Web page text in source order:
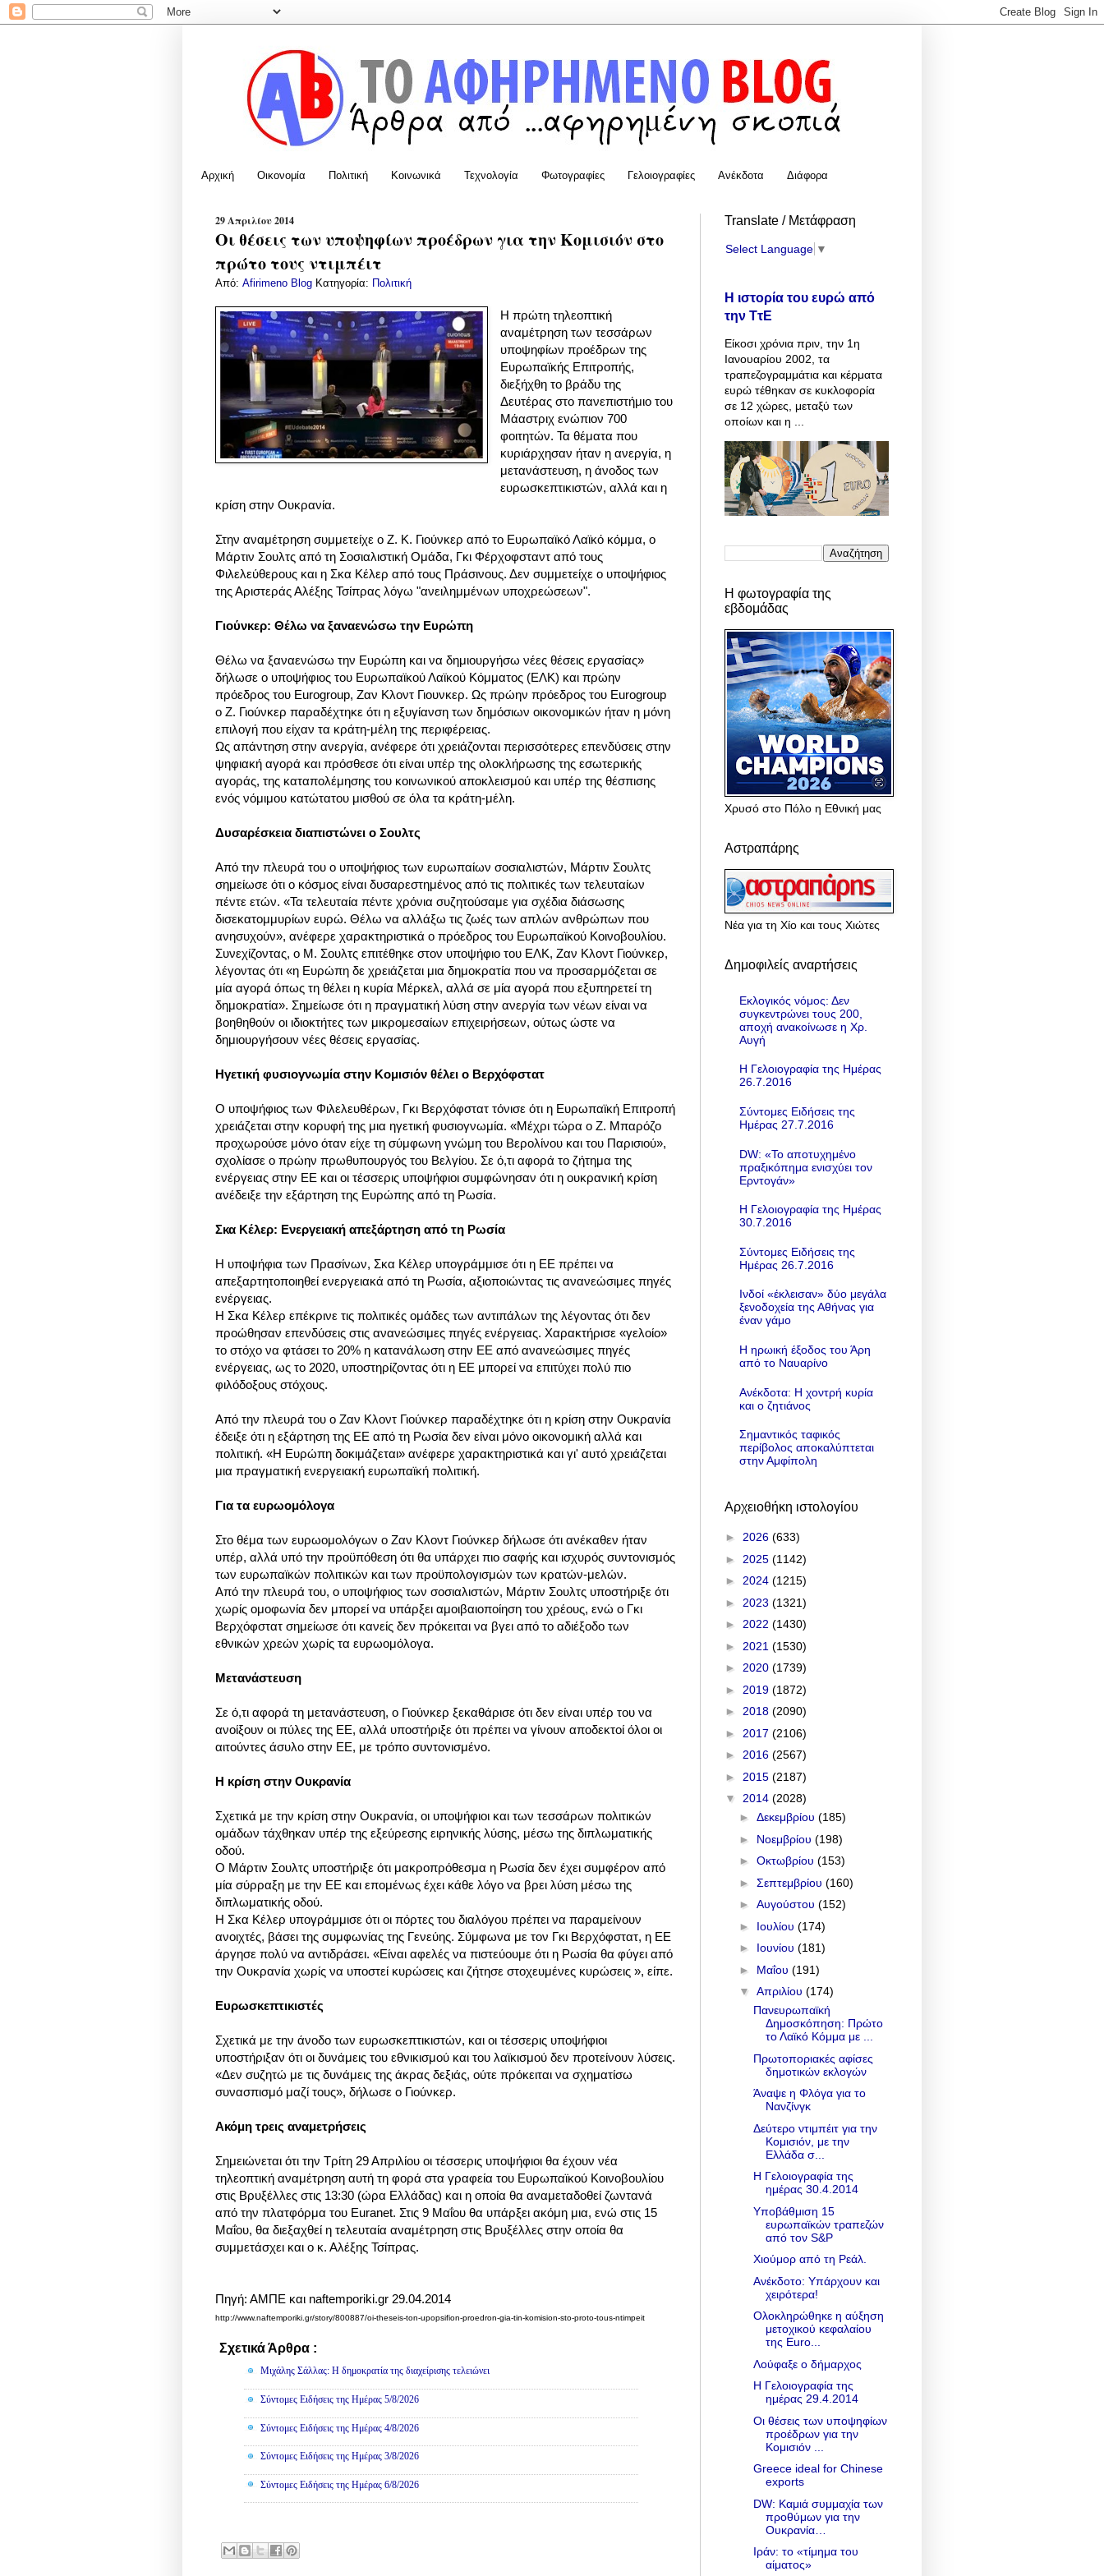
Αρχική Οικονομία Πολιτική Κοινωνικά Τεχνολογία Φωτογραφίες Γελοιογραφίες Ανέκδοτα Διάφορα
29 Απριλίου 2014
Οι θέσεις των υποψηφίων προέδρων για την Κομισιόν στο
πρώτο τους ντιμπέιτ
Από: Afirimeno Blog Κατηγορία: Πολιτική
Η πρώτη τηλεοπτική
αναμέτρηση των τεσσάρων
υποψηφίων προέδρων της
Ευρωπαϊκής Επιτροπής,
διεξήχθη το βράδυ της
Δευτέρας στο πανεπιστήμιο του
Μάαστριχ ενώπιον 700
φοιτητών. Τα θέματα που
κυριάρχησαν ήταν η ανεργία, η
μετανάστευση, η άνοδος των
ευρωσκεπτικιστών, αλλά και η
κρίση στην Ουκρανία.
Στην αναμέτρηση συμμετείχε ο Ζ. Κ. Γιούνκερ από το Ευρωπαϊκό Λαϊκό κόμμα, ο
Μάρτιν Σουλτς από τη Σοσιαλιστική Ομάδα, Γκι Φέρχοφσταντ από τους
Φιλελεύθερους και η Σκα Κέλερ από τους Πράσινους. Δεν συμμετείχε ο υποψήφιος
της Αριστεράς Αλέξης Τσίπρας λόγω "ανειλημμένων υποχρεώσεων".
Γιούνκερ: Θέλω να ξαναενώσω την Ευρώπη
Θέλω να ξαναενώσω την Ευρώπη και να δημιουργήσω νέες θέσεις εργασίας»
δήλωσε ο υποψήφιος του Ευρωπαϊκού Λαϊκού Κόμματος (ΕΛΚ) και πρώην
πρόεδρος του Eurogroup, Zαν Κλοντ Γιουνκερ. Ως πρώην πρόεδρος του Eurogroup
ο Ζ. Γιούνκερ παραδέχτηκε ότι η εξυγίανση των δημόσιων οικονομικών ήταν η μόνη
επιλογή που είχαν τα κράτη-μέλη της περιφέρειας.
Ως απάντηση στην ανεργία, ανέφερε ότι χρειάζονται περισσότερες επενδύσεις στην
ψηφιακή αγορά και πρόσθεσε ότι είναι υπέρ της ολοκλήρωσης της εσωτερικής
αγοράς, της καταπολέμησης του κοινωνικού αποκλεισμού και υπέρ της θέσπισης
ενός νόμιμου κατώτατου μισθού σε όλα τα κράτη-μέλη.
Δυσαρέσκεια διαπιστώνει ο Σουλτς
Από την πλευρά του ο υποψήφιος των ευρωπαίων σοσιαλιστών, Μάρτιν Σουλτς
σημείωσε ότι ο κόσμος είναι δυσαρεστημένος από τις πολιτικές των τελευταίων
πέντε ετών. «Τα τελευταία πέντε χρόνια συζητούσαμε για σχέδια διάσωσης
δισεκατομμυρίων ευρώ. Θέλω να αλλάξω τις ζωές των απλών ανθρώπων που
ανησυχούν», ανέφερε χαρακτηριστικά ο πρόεδρος του Ευρωπαϊκού Κοινοβουλίου.
Συνεχίζοντας, ο Μ. Σουλτς επιτέθηκε στον υποψήφιο του ΕΛΚ, Ζαν Κλοντ Γιούνκερ,
λέγοντας ότι «η Ευρώπη δε χρειάζεται μια δημοκρατία που να προσαρμόζεται σε
μία αγορά όπως τη θέλει η κυρία Μέρκελ, αλλά σε μία αγορά που εξυπηρετεί τη
δημοκρατία». Σημείωσε ότι η πραγματική λύση στην ανεργία των νέων είναι να
βοηθηθούν οι ιδιοκτήτες των μικρομεσαίων επιχειρήσεων, ούτως ώστε να
δημιουργήσουν νέες θέσεις εργασίας.
Ηγετική φυσιογνωμία στην Κομισιόν θέλει ο Βερχόφστατ
Ο υποψήφιος των Φιλελευθέρων, Γκι Βερχόφστατ τόνισε ότι η Ευρωπαϊκή Επιτροπή
χρειάζεται στην κορυφή της μια ηγετική φυσιογνωμία. «Μέχρι τώρα ο Ζ. Μπαρόζο
προχωρούσε μόνο όταν είχε τη σύμφωνη γνώμη του Βερολίνου και του Παρισιού»,
σχολίασε ο πρώην πρωθυπουργός του Βελγίου. Σε ό,τι αφορά το ζήτημα της
ενέργειας στην ΕΕ και οι τέσσερις υποψήφιοι συμφώνησαν ότι η ουκρανική κρίση
ανέδειξε την εξάρτηση της Ευρώπης από τη Ρωσία.
Σκα Κέλερ: Ενεργειακή απεξάρτηση από τη Ρωσία
Η υποψήφια των Πρασίνων, Σκα Κέλερ υπογράμμισε ότι η ΕΕ πρέπει να
απεξαρτητοποιηθεί ενεργειακά από τη Ρωσία, αξιοποιώντας τις ανανεώσιμες πηγές
ενέργειας.
Η Σκα Κέλερ επέκρινε τις πολιτικές ομάδες των αντιπάλων της λέγοντας ότι δεν
προώθησαν επενδύσεις στις ανανεώσιμες πηγές ενέργειας. Χαρακτήρισε «γελοίο»
το στόχο να φτάσει το 20% η κατανάλωση στην ΕΕ από ανανεώσιμες πηγές
ενέργειας, ως το 2020, υποστηρίζοντας ότι η ΕΕ μπορεί να επιτύχει πολύ πιο
φιλόδοξους στόχους.
Από την πλευρά του ο Ζαν Κλοντ Γιούνκερ παραδέχτηκε ότι η κρίση στην Ουκρανία
έδειξε ότι η εξάρτηση της ΕΕ από τη Ρωσία δεν είναι μόνο οικονομική αλλά και
πολιτική. «Η Ευρώπη δοκιμάζεται» ανέφερε χαρακτηριστικά και γι' αυτό χρειάζεται
μια πραγματική ενεργειακή ευρωπαϊκή πολιτική.
Για τα ευρωομόλογα
Στο θέμα των ευρωομολόγων ο Ζαν Κλοντ Γιούνκερ δήλωσε ότι ανέκαθεν ήταν
υπέρ, αλλά υπό την προϋπόθεση ότι θα υπάρχει πιο σαφής και ισχυρός συντονισμός
των ευρωπαϊκών πολιτικών και των προϋπολογισμών των κρατών-μελών.
Από την πλευρά του, ο υποψήφιος των σοσιαλιστών, Μάρτιν Σουλτς υποστήριξε ότι
χωρίς ομοφωνία δεν μπορεί να υπάρξει αμοιβαιοποίηση του χρέους, ενώ ο Γκι
Βερχόφστατ σημείωσε ότι κανείς δεν πρόκειται να βγει από το αδιέξοδο των
εθνικών χρεών χωρίς τα ευρωομόλογα.
Μετανάστευση
Σε ό,τι αφορά τη μετανάστευση, ο Γιούνκερ ξεκαθάρισε ότι δεν είναι υπέρ του να
ανοίξουν οι πύλες της ΕΕ, αλλά υποστήριξε ότι πρέπει να γίνουν αποδεκτοί όλοι οι
αιτούντες άσυλο στην ΕΕ, με τρόπο συντονισμένο.
Η κρίση στην Ουκρανία
Σχετικά με την κρίση στην Ουκρανία, οι υποψήφιοι και των τεσσάρων πολιτικών
ομάδων τάχθηκαν υπέρ της εξεύρεσης ειρηνικής λύσης, μέσω της διπλωματικής
οδού.
Ο Μάρτιν Σουλτς υποστήριξε ότι μακροπρόθεσμα η Ρωσία δεν έχει συμφέρον από
μία σύρραξη με την ΕΕ και επομένως έχει κάθε λόγο να βρει λύση μέσω της
διπλωματικής οδού.
Η Σκα Κέλερ υπογράμμισε ότι οι πόρτες του διαλόγου πρέπει να παραμείνουν
ανοιχτές, βάσει της συμφωνίας της Γενεύης. Σύμφωνα με τον Γκι Βερχόφστατ, η ΕΕ
άργησε πολύ να αντιδράσει. «Είναι αφελές να πιστεύουμε ότι η Ρωσία θα φύγει από
την Ουκρανία χωρίς να υποστεί κυρώσεις και ζήτησε στοχευμένες κυρώσεις », είπε.
Ευρωσκεπτικιστές
Σχετικά με την άνοδο των ευρωσκεπτικιστών, και οι τέσσερις υποψήφιοι
υποστήριξαν ότι οι δυνάμεις του εθνικισμού και του λαϊκισμού δεν προτείνουν λύσεις.
«Δεν συζητώ με τις δυνάμεις της άκρας δεξιάς, ούτε πρόκειται να σχηματίσω
συνασπισμό μαζί τους», δήλωσε ο Γιούνκερ.
Ακόμη τρεις αναμετρήσεις
Σημειώνεται ότι την Τρίτη 29 Απριλίου οι τέσσερις υποψήφιοι θα έχουν νέα
τηλεοπτική αναμέτρηση αυτή τη φορά στα γραφεία του Ευρωπαϊκού Κοινοβουλίου
στις Βρυξέλλες στις 13:30 (ώρα Ελλάδας) και η οποία θα αναμεταδοθεί ζωντανά
από την πλατφόρμα του Εuranet. Στις 9 Μαΐου θα υπάρξει ακόμη μια, ενώ στις 15
Μαΐου, θα διεξαχθεί η τελευταία αναμέτρηση στις Βρυξέλλες στην οποία θα
συμμετάσχει και ο κ. Αλέξης Τσίπρας.
Πηγή: ΑΜΠΕ και naftemporiki.gr 29.04.2014
http://www.naftemporiki.gr/story/800887/oi-theseis-ton-upopsifion-proedron-gia-tin-komision-sto-proto-tous-ntimpeit
Σχετικά Άρθρα :
Μιχάλης Σάλλας: Η δημοκρατία της διαχείρισης τελειώνει
Σύντομες Ειδήσεις της Ημέρας 5/8/2026
Σύντομες Ειδήσεις της Ημέρας 4/8/2026
Σύντομες Ειδήσεις της Ημέρας 3/8/2026
Σύντομες Ειδήσεις της Ημέρας 6/8/2026
Translate / Μετάφραση
Select Language ▼
Η ιστορία του ευρώ από
την ΤτΕ
Είκοσι χρόνια πριν, την 1η
Ιανουαρίου 2002, τα
τραπεζογραμμάτια και κέρματα
ευρώ τέθηκαν σε κυκλοφορία
σε 12 χώρες, μεταξύ των
οποίων και η ...
Η φωτογραφία της
εβδομάδας
Χρυσό στο Πόλο η Εθνική μας
Αστραπάρης
Νέα για τη Χίο και τους Χιώτες
Δημοφιλείς αναρτήσεις
Εκλογικός νόμος: Δεν
συγκεντρώνει τους 200,
αποχή ανακοίνωσε η Χρ.
Αυγή
Η Γελοιογραφία της Ημέρας
26.7.2016
Σύντομες Ειδήσεις της
Ημέρας 27.7.2016
DW: «To αποτυχημένο
πραξικόπημα ενισχύει τον
Ερντογάν»
Η Γελοιογραφία της Ημέρας
30.7.2016
Σύντομες Ειδήσεις της
Ημέρας 26.7.2016
Ινδοί «έκλεισαν» δύο μεγάλα
ξενοδοχεία της Αθήνας για
έναν γάμο
Η ηρωική έξοδος του Άρη
από το Ναυαρίνο
Ανέκδοτα: Η χοντρή κυρία
και ο ζητιάνος
Σημαντικός ταφικός
περίβολος αποκαλύπτεται
στην Αμφίπολη
Αρχειοθήκη ιστολογίου
► 2026 (633)
► 2025 (1142)
► 2024 (1215)
► 2023 (1321)
► 2022 (1430)
► 2021 (1530)
► 2020 (1739)
► 2019 (1872)
► 2018 (2090)
► 2017 (2106)
► 2016 (2567)
► 2015 (2187)
▼ 2014 (2028)
► Δεκεμβρίου (185)
► Νοεμβρίου (198)
► Οκτωβρίου (153)
► Σεπτεμβρίου (160)
► Αυγούστου (152)
► Ιουλίου (174)
► Ιουνίου (181)
► Μαΐου (191)
▼ Απριλίου (174)
Πανευρωπαϊκή
Δημοσκόπηση: Πρώτο
το Λαϊκό Κόμμα με ...
Πρωτοποριακές αφίσες
δημοτικών εκλογών
Άναψε η Φλόγα για το
Νανζίνγκ
Δεύτερο ντιμπέιτ για την
Κομισιόν, με την
Ελλάδα σ...
Η Γελοιογραφία της
ημέρας 30.4.2014
Υποβάθμιση 15
ευρωπαϊκών τραπεζών
από τον S&P
Χιούμορ από τη Ρεάλ.
Ανέκδοτο: Υπάρχουν και
χειρότερα!
Ολοκληρώθηκε η αύξηση
μετοχικού κεφαλαίου
της Euro...
Λούφαξε ο δήμαρχος
Η Γελοιογραφία της
ημέρας 29.4.2014
Οι θέσεις των υποψηφίων
προέδρων για την
Κομισιόν ...
Greece ideal for Chinese
exports
DW: Καμιά συμμαχία των
προθύμων για την
Ουκρανία…
Ιράν: το «τίμημα του
αίματος»